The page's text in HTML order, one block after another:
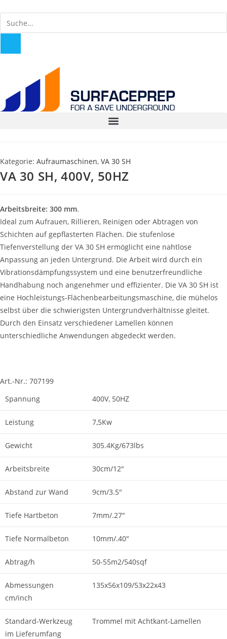
Kategorie: Aufraumaschinen, VA 30 SH
VA 30 SH, 400V, 50HZ
Arbeitsbreite: 300 mm.
Ideal zum Aufrauen, Rillieren, Reinigen oder Abtragen von
Schichten auf gepflasterten Flächen. Die stufenlose
Tiefenverstellung der VA 30 SH ermöglicht eine nahtlose
Anpassung an jeden Untergrund. Die Arbeit wird durch ein
Vibrationsdämpfungssystem und eine benutzerfreundliche
Handhabung noch angenehmer und effizienter. Die VA 30 SH ist
eine Hochleistungs-Flächenbearbeitungsmaschine, die mühelos
selbst über die schwierigsten Untergrundverhältnisse gleitet.
Durch den Einsatz verschiedener Lamellen können
unterschiedliche Anwendungen abgedeckt werden.
Art.-Nr.: 707199
Spannung
400V, 50HZ
Leistung 7,5Kw
Gewicht 305.4Kg/673lbs
Arbeitsbreite 30cm/12"
Abstand zur Wand 9cm/3.5"
Tiefe Hartbeton 7mm/.27″
Tiefe Normalbeton 10mm/.40"
Abtrag/h 50-55m2/540sqf
Abmessungen
cm/inch
135x56x109/53x22x43
Standard-Werkzeug
im Lieferumfang
Trommel mit Achtkant-Lamellen